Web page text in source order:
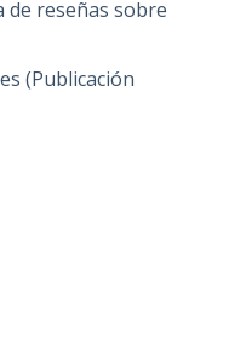
de reseñas sobre
(Publicación